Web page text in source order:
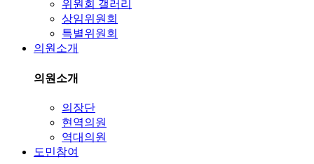
위원회 갤러리
상임위원회
특별위원회
의원소개
의원소개
의장단
현역의원
역대의원
도민참여